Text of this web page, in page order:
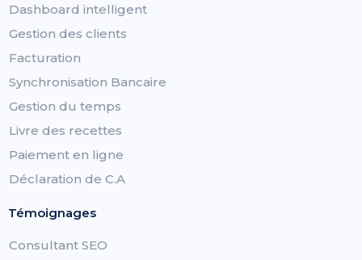
Dashboard intelligent
Gestion des clients
Facturation
Synchronisation Bancaire
Gestion du temps
Livre des recettes
Paiement en ligne
Déclaration de C.A
Témoignages
Consultant SEO